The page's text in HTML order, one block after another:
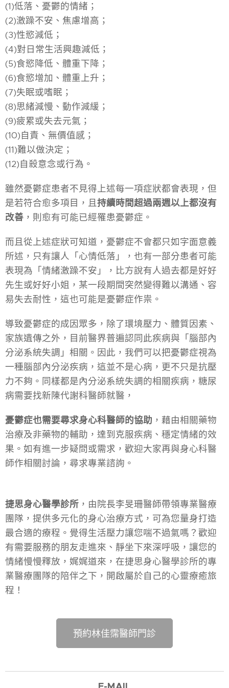
(1)低落、憂鬱的情緒；
(2)激躁不安、焦慮增高；
(3)性慾減低；
(4)對日常生活興趣減低；
(5)食慾降低、體重下降；
(6)食慾增加、體重上升；
(7)失眠或嗜眠；
(8)思緒減慢、動作減緩；
(9)疲累或失去元氣；
(10)自責、無價值感；
(11)難以做決定；
(12)自殺意念或行為。
雖然憂鬱症患者不見得上述每一項症狀都會表現，但
是若符合愈多項目，且持續時間超過兩週以上都沒有
改善 ，則愈有可能已經罹患憂鬱症。
而且從上述症狀可知道，憂鬱症不會都只如字面意義
所述，只有讓人「心情低落」，也有一部分患者可能
表現為「情緒激躁不安」，比方說有人過去都是好好
先生或好好小姐，某一段期間突然變得難以溝通、容
易失去耐性，這也可能是憂鬱症作祟。
導致憂鬱症的成因眾多，除了環境壓力、體質因素、
家族遺傳之外，目前醫界普遍認同此疾病與「腦部內
分泌系統失調」相關。因此，我們可以把憂鬱症視為
一種腦部內分泌疾病，這並不是心病，更不只是抗壓
力不夠。同樣都是內分泌系統失調的相關疾病，糖尿
病需要找新陳代謝科醫師就醫，
憂鬱症也需要尋求身心科醫師的協助 ，藉由相關藥物
治療及非藥物的輔助，達到克服疾病、穩定情緒的效
果。如有進一步疑問或需求，歡迎大家再與身心科醫
師作相關討論，尋求專業諮詢。
捷思身心醫學診所 ，由院長李旻珊醫師帶領專業醫療
團隊，提供多元化的身心治療方式，可為您量身打造
最合適的療程。覺得生活壓力讓您喘不過氣嗎？歡迎
有需要服務的朋友走進來、靜坐下來深呼吸，讓您的
情緒慢慢釋放，娓娓道來，在捷思身心醫學診所的專
業醫療團隊的陪伴之下，開啟屬於自己的心靈療癒旅
程！
預約林佳霈醫師門診